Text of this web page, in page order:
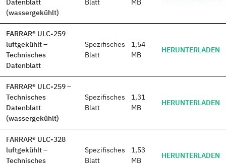
Datenblatt
(wassergekühlt)
Blatt
MB
FARRAR® ULC-259
luftgekühlt –
Technisches
Datenblatt
Spezifisches
Blatt
1,54
MB
HERUNTERLADEN
FARRAR® ULC-259 –
Technisches
Datenblatt
(wassergekühlt)
Spezifisches
Blatt
1,31
MB
HERUNTERLADEN
FARRAR® ULC-328
luftgekühlt –
Technisches
Spezifisches
Blatt
1,53
MB
HERUNTERLADEN